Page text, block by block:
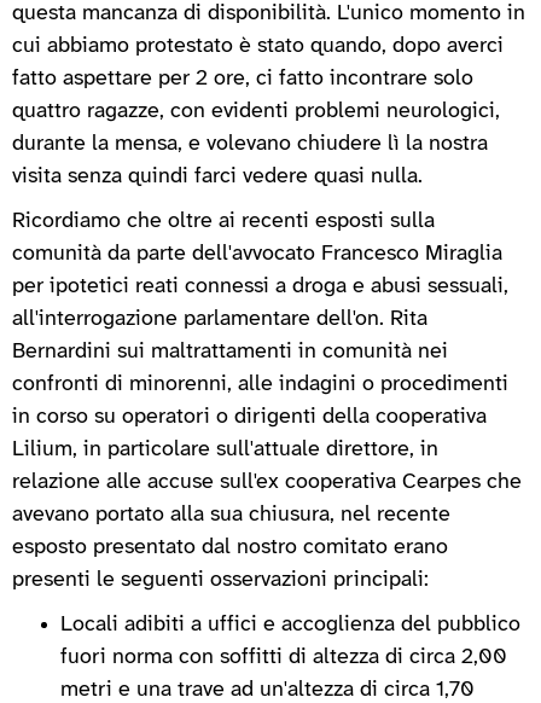
questa mancanza di disponibilità. L'unico momento in
cui abbiamo protestato è stato quando, dopo averci
fatto aspettare per 2 ore, ci fatto incontrare solo
quattro ragazze, con evidenti problemi neurologici,
durante la mensa, e volevano chiudere lì la nostra
visita senza quindi farci vedere quasi nulla.
Ricordiamo che oltre ai recenti esposti sulla
comunità da parte dell'avvocato Francesco Miraglia
per ipotetici reati connessi a droga e abusi sessuali,
all'interrogazione parlamentare dell'on. Rita
Bernardini sui maltrattamenti in comunità nei
confronti di minorenni, alle indagini o procedimenti
in corso su operatori o dirigenti della cooperativa
Lilium, in particolare sull'attuale direttore, in
relazione alle accuse sull'ex cooperativa Cearpes che
avevano portato alla sua chiusura, nel recente
esposto presentato dal nostro comitato erano
presenti le seguenti osservazioni principali:
Locali adibiti a uffici e accoglienza del pubblico
fuori norma con soffitti di altezza di circa 2,00
metri e una trave ad un'altezza di circa 1,70